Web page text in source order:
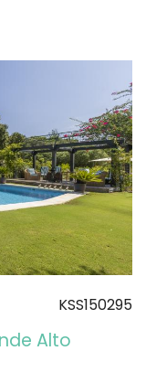
KSS150295
Alto